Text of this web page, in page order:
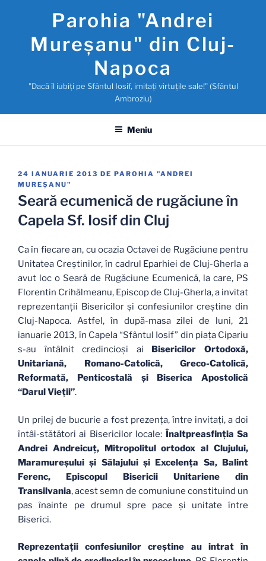
conținut
Parohia "Andrei
Mureşanu" din Cluj-
Napoca
"Dacă îl iubiţi pe Sfântul Iosif, imitaţi virtuţile sale!" (Sfântul
Ambroziu)
Meniu
PUBLICAT
PE
24 IANUARIE 2013 DE PAROHIA "ANDREI
MUREŞANU"
Seară ecumenică de rugăciune în
Capela Sf. Iosif din Cluj
Ca în fiecare an, cu ocazia Octavei de Rugăciune pentru
Unitatea Creştinilor, în cadrul Eparhiei de Cluj-Gherla a
avut loc o Seară de Rugăciune Ecumenică, la care, PS
Florentin Crihălmeanu, Episcop de Cluj-Gherla, a invitat
reprezentanţii Bisericilor şi confesiunilor creştine din
Cluj-Napoca. Astfel, în după-masa zilei de luni, 21
ianuarie 2013, în Capela “Sfântul Iosif” din piaţa Cipariu
s-au întâlnit credincioşi ai Bisericilor Ortodoxă,
Unitariană, Romano-Catolică, Greco-Catolică,
Reformată, Penticostală şi Biserica Apostolică
“Darul Vieţii”.
Un prilej de bucurie a fost prezenţa, între invitaţi, a doi
întâi-stătători ai Bisericilor locale: Înaltpreasfinţia Sa
Andrei Andreicuţ, Mitropolitul ortodox al Clujului,
Maramureşului şi Sălajului şi Excelenţa Sa, Balint
Ferenc, Episcopul Bisericii Unitariene din
Transilvania, acest semn de comuniune constituind un
pas înainte pe drumul spre pace şi unitate între
Biserici.
Reprezentaţii confesiunilor creştine au intrat în